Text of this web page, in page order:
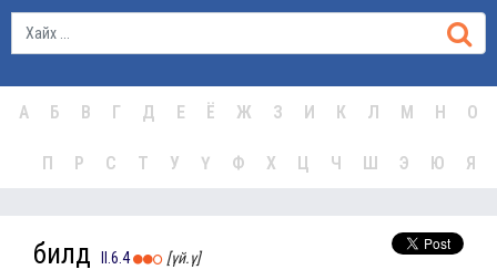
А Б В Г Д Е Ё Ж З И К Л М Н О
П Р С Т У Ү Ф Х Ц Ч Ш Э Ю Я
билүүд II.6.4 [үй.ү]